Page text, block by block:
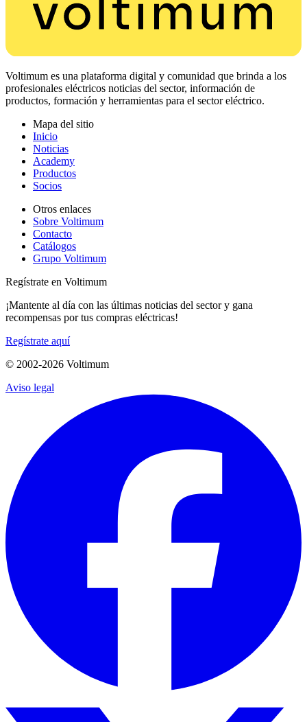
Voltimum es una plataforma digital y comunidad que brinda a los
profesionales eléctricos noticias del sector, información de
productos, formación y herramientas para el sector eléctrico.
Mapa del sitio
Inicio
Noticias
Academy
Productos
Socios
Otros enlaces
Sobre Voltimum
Contacto
Catálogos
Grupo Voltimum
Regístrate en Voltimum
¡Mantente al día con las últimas noticias del sector y gana
recompensas por tus compras eléctricas!
Regístrate aquí
© 2002-2026 Voltimum
Aviso legal